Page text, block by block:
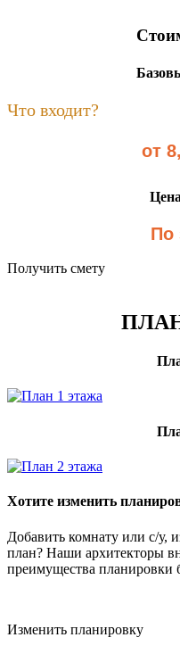
Что входит?
от
По
Получить смету
Хотите изменить
Добавить комнату или с/у,
план? Наши архитекторы
преимущества планировки
Изменить планировку